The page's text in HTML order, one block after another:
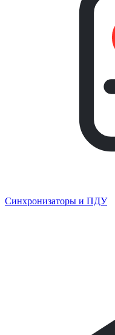
Синхронизаторы и ПДУ